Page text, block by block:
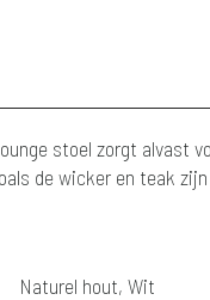
stoel zorgt alvast
de wicker en teak
Naturel hout, Wit